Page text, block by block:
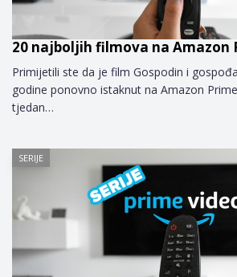
20 najboljih filmova na Amazon
Primijetili ste da je film Gospodin i
godine ponovno istaknut na Amazon
tjedan…
SERIJE